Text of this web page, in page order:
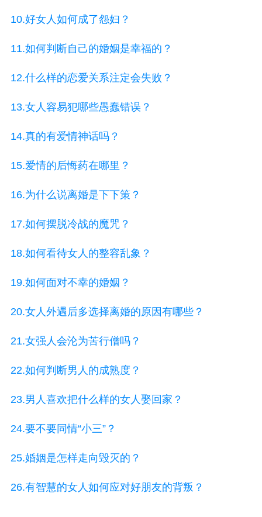
10.好女人如何成了怨妇？
11.如何判断自己的婚姻是幸福的？
12.什么样的恋爱关系注定会失败？
13.女人容易犯哪些愚蠢错误？
14.真的有爱情神话吗？
15.爱情的后悔药在哪里？
16.为什么说离婚是下下策？
17.如何摆脱冷战的魔咒？
18.如何看待女人的整容乱象？
19.如何面对不幸的婚姻？
20.女人外遇后多选择离婚的原因有哪些？
21.女强人会沦为苦行僧吗？
22.如何判断男人的成熟度？
23.男人喜欢把什么样的女人娶回家？
24.要不要同情“小三”？
25.婚姻是怎样走向毁灭的？
26.有智慧的女人如何应对好朋友的背叛？